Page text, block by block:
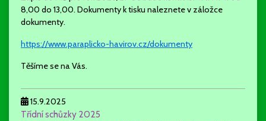
8,00 do 13,00. Dokumenty k tisku naleznete v záložce
dokumenty.
https://www.paraplicko-havirov.cz/dokumenty
Těšíme se na Vás.
15.9.2025
Třídní schůzky 2025